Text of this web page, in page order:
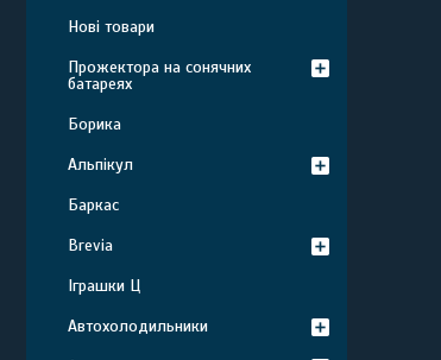
Нові товари
Прожектора на сонячних
батареях
Борика
Альпікул
Баркас
Brevia
Іграшки Ц
Автохолодильники